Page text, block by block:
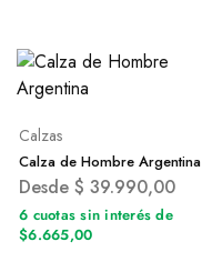
Calzas
Calza de Hombre Argentina
Desde $ 39.990,00
6 cuotas sin interés de
$6.665,00